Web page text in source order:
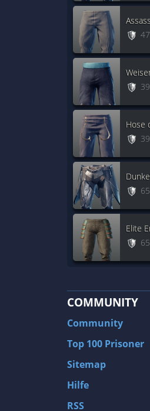
47
39
Hose
39
65
Elite
65
COMMUNITY
Community
Top 100 Prisoner
Sitemap
Hilfe
RSS